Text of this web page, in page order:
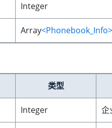
Integer
Array<Phonebook_Info>
类型
Integer 企